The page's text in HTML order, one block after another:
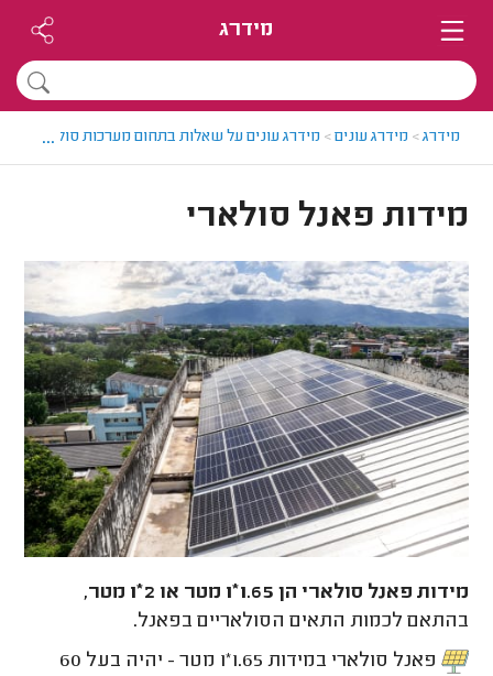
מידרג
מידרג> מידרג עונים> מידרג עונים על שאלות בתחום מערכות סולאריות
...
מידות פאנל סולארי
מידות פאנל סולארי הן 1.65*1 מטר או 2*1 מטר
,
בהתאם לכמות התאים הסולאריים בפאנל.
פאנל סולארי במידות 1.65*1 מטר - יהיה בעל 60